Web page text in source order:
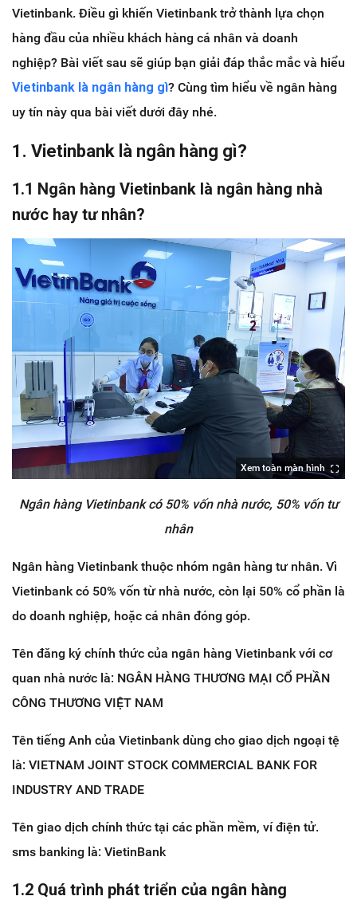
Vietinbank. Điều gì khiến Vietinbank trở thành lựa chọn
hàng đầu của nhiều khách hàng cá nhân và doanh
nghiệp? Bài viết sau sẽ giúp bạn giải đáp thắc mắc và hiểu
Vietinbank là ngân hàng gì? Cùng tìm hiểu về ngân hàng
uy tín này qua bài viết dưới đây nhé.
1. Vietinbank là ngân hàng gì?
1.1 Ngân hàng Vietinbank là ngân hàng nhà
nước hay tư nhân?
Xem toàn màn hình
Ngân hàng Vietinbank có 50% vốn nhà nước, 50% vốn tư
nhân
Ngân hàng Vietinbank thuộc nhóm ngân hàng tư nhân. Vì
Vietinbank có 50% vốn từ nhà nước, còn lại 50% cổ phần là
do doanh nghiệp, hoặc cá nhân đóng góp.
Tên đăng ký chính thức của ngân hàng Vietinbank với cơ
quan nhà nước là: NGÂN HÀNG THƯƠNG MẠI CỔ PHẦN
CÔNG THƯƠNG VIỆT NAM
Tên tiếng Anh của Vietinbank dùng cho giao dịch ngoại tệ
là: VIETNAM JOINT STOCK COMMERCIAL BANK FOR
INDUSTRY AND TRADE
Tên giao dịch chính thức tại các phần mềm, ví điện tử.
sms banking là: VietinBank
1.2 Quá trình phát triển của ngân hàng